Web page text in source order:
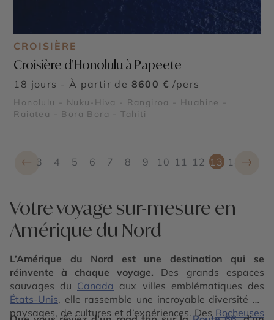
CROISIÈRE
Croisière d’Honolulu à Papeete
18 jours - À partir de 8600 € /pers
Honolulu - Nuku-Hiva - Rangiroa - Huahine -
Raiatea - Bora Bora - Tahiti
← 3 4 5 6 7 8 9 10 11 12 13 14 →
Votre voyage sur-mesure en
Amérique du Nord
L’Amérique du Nord est une destination qui se
réinvente à chaque voyage. Des grands espaces
sauvages du Canada aux villes emblématiques des
États-Unis, elle rassemble une incroyable diversité de
paysages, de cultures et d’expériences. Des Rocheuses